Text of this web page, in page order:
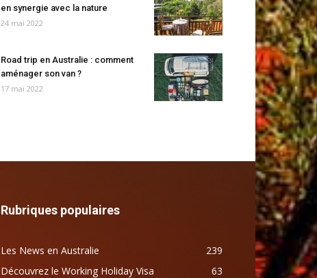
en synergie avec la nature
24 mai 2022
Road trip en Australie : comment
aménager son van ?
17 mai 2022
Rubriques populaires
Les News en Australie
239
Découvrez le Working Holiday Visa
63